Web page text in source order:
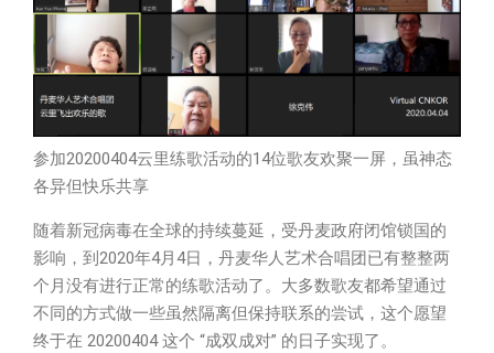
参加20200404云里练歌活动的14位歌友欢聚一屏，虽神态
各异但快乐共享
随着新冠病毒在全球的持续蔓延，受丹麦政府闭馆锁国的
影响，到2020年4月4日，丹麦华人艺术合唱团已有整整两
个月没有进行正常的练歌活动了。大多数歌友都希望通过
不同的方式做一些虽然隔离但保持联系的尝试，这个愿望
终于在 20200404 这个 “成双成对” 的日子实现了。